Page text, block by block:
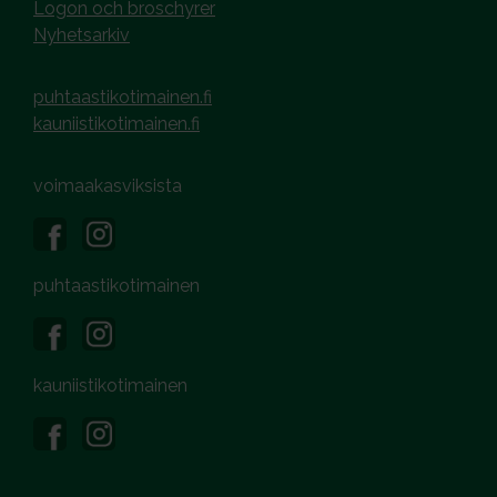
Logon och broschyrer
Nyhetsarkiv
puhtaastikotimainen.fi
kauniistikotimainen.fi
voimaakasviksista
puhtaastikotimainen
kauniistikotimainen